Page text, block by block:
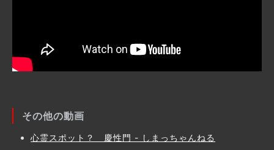
その他の動画
心霊スポット？ 慶性門 - しまっちゃんねる